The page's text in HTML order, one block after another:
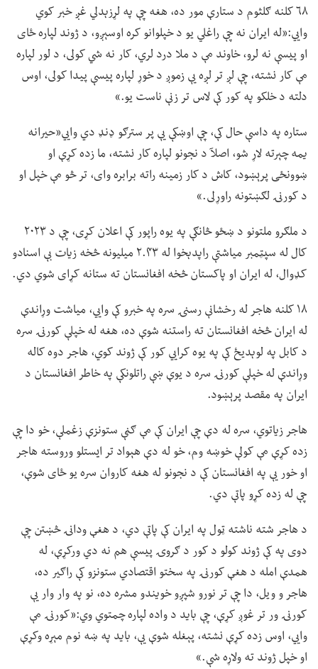
۶۸ کلنه ګلثوم د ستارې مور ده، هغه چې په لړزېدلي غږ خبر کوي
وايي:«له ایران نه چې راغلي یو د خپلوانو کره اوسېږو، د ژوند لپاره ځای
او پیسې نه لرو، خاوند مې د ملا درد لري، کار نه شي کولی، د لور لپاره
مې کار نشته، چې لږ تر لږه یې زموږ د خوړ لپاره پیسې پیدا کولی، اوس
دلته د خلکو په کور کې لاس تر زنې ناست یو.»
ستاره په داسې حال کې، چې اوښکې یې پر سترګو ډنډ دي وايي«حیرانه
یمه چېرته لاړ شو، اصلآ د نجونو لپاره کار نشته، ما زده کړې او
ښوونځی پرېښود، کاش د کار زمینه راته برابره وای، تر څو مې خپل او
د کورنۍ لګښتونه راوړلی.»
د ملګرو ملتونو د ښځو څانګې په یوه راپور کې اعلان کړی، چې د ۲۰۲۳
کال له سپټمبر میاشتې راپدېخوا له ۲.۴۳ میلیونه څخه زیات بې اسنادو
کډوال، له ایران او پاکستان څخه افغانستان ته ستانه کړای شوي دي.
۱۸ کلنه هاجر له رخشانې رسنۍ سره په خبرو کې وايي، میاشت وړاندې
له ایران څخه افغانستان ته راستنه شوې ده، هغه له خپلې کورنۍ سره
د کابل په لوېدیځ کې په یوه کرايي کور کې ژوند کوي، هاجر دوه کاله
وړاندې له خپلې کورنۍ سره د یوې ښې راتلونکې په خاطر افغانستان د
ایران په مقصد پرېښود.
هاجر زیاتوي، سره له دې چې ایران کې مې ګڼې ستونزې زغملې، خو دا چې
زده کړې مې کولې خوښه وم، خو له دې هېواد تر ایستلو وروسته هاجر
او خور یې په افغانستان کې د نجونو له هغه کاروان سره یو ځای شوې،
چې له زده کړو پاتې دي.
د هاجر شته ناشته ټول په ایران کې پاتې دي، د هغې ودانۍ څښتن چې
دوی په کې ژوند کولو د کور د ګروۍ پیسې هم نه دي ورکړې، له
همدې امله د هغې کورنۍ په سختو اقتصادي ستونزو کې راګیر ده،
هاجر و ویل، دا چې تر نورو شپږو خویندو مشره ده، نو په وار وار یې
کورنۍ ور تر غوږ کړې، چې باید د واده لپاره چمتوي وي:«کورنۍ مې
وايي، اوس زده کړې نشته، پېغله شوې یې، باید په ښه نوم مېړه وکړې
او خپل ژوند ته ولاړه شې.»